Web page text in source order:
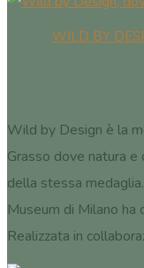
WILD BY
Wild by Design è la
Grasso dove natura e
della stessa
Museum di Milano
Realizzata in